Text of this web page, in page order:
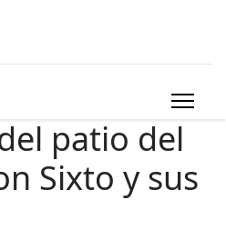
patio del
Sixto y sus